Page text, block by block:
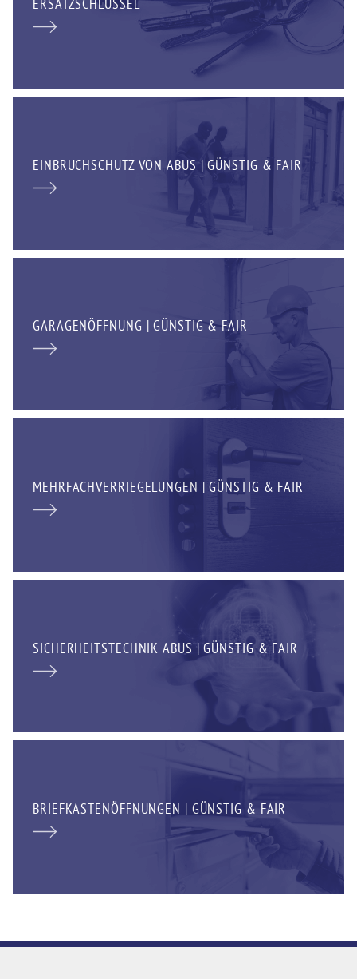
ERSATZSCHLÜSSEL
EINBRUCHSCHUTZ VON ABUS | GÜNSTIG & FAIR
GARAGENÖFFNUNG | GÜNSTIG & FAIR
MEHRFACHVERRIEGELUNGEN | GÜNSTIG & FAIR
SICHERHEITSTECHNIK ABUS | GÜNSTIG & FAIR
BRIEFKASTENÖFFNUNGEN | GÜNSTIG & FAIR